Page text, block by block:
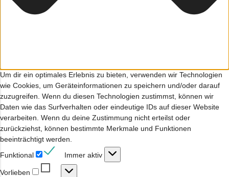
Um dir ein optimales Erlebnis zu bieten, verwenden wir Technologien
wie Cookies, um Geräteinformationen zu speichern und/oder darauf
zuzugreifen. Wenn du diesen Technologien zustimmst, können wir
Daten wie das Surfverhalten oder eindeutige IDs auf dieser Website
verarbeiten. Wenn du deine Zustimmung nicht erteilst oder
zurückziehst, können bestimmte Merkmale und Funktionen
beeinträchtigt werden.
Funktional
Immer aktiv
Vorlieben
Vorlieben